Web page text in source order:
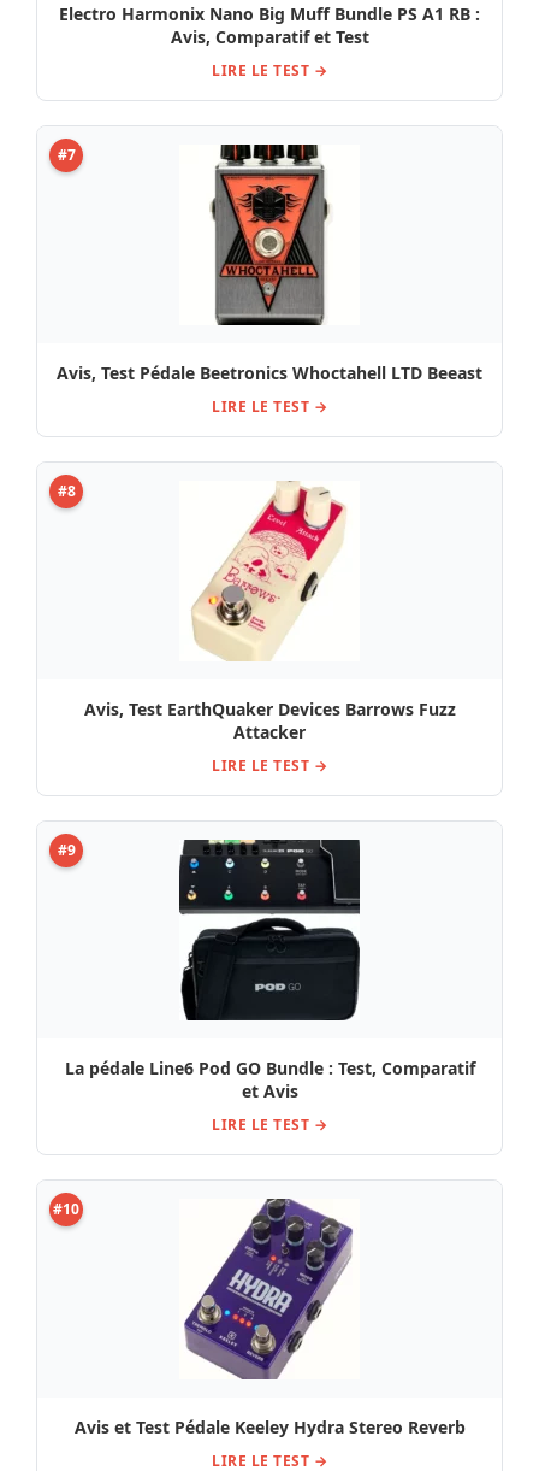
Electro Harmonix Nano Big Muff Bundle PS A1 RB :
Avis, Comparatif et Test
LIRE LE TEST →
#7
Avis, Test Pédale Beetronics Whoctahell LTD Beeast
LIRE LE TEST →
#8
Avis, Test EarthQuaker Devices Barrows Fuzz
Attacker
LIRE LE TEST →
#9
La pédale Line6 Pod GO Bundle : Test, Comparatif
et Avis
LIRE LE TEST →
#10
Avis et Test Pédale Keeley Hydra Stereo Reverb
LIRE LE TEST →